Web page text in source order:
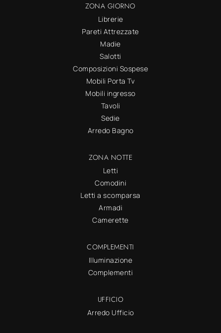
ZONA GIORNO
Librerie
Pareti Attrezzate
Madie
Salotti
Composizioni Sospese
Mobili Porta Tv
Mobili ingresso
Tavoli
Sedie
Arredo Bagno
ZONA NOTTE
Letti
Comodini
Letti a scomparsa
Armadi
Camerette
COMPLEMENTI
Illuminazione
Complementi
UFFICIO
Arredo Ufficio